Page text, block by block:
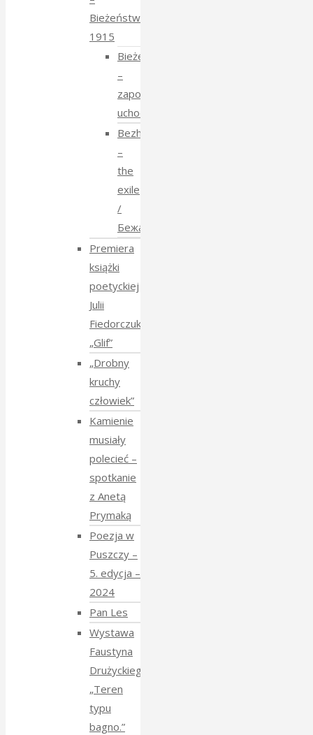
Bieżeństwo
1915
Bieżeństwo
–
zapomniane
uchodźstwo
Bezhenstvo
–
the
exile
/
Бежанства
Premiera
książki
poetyckiej
Julii
Fiedorczuk
„Glif”
„Drobny
kruchy
człowiek”
Kamienie
musiały
polecieć –
spotkanie
z Anetą
Prymaką
Poezja w
Puszczy –
5. edycja –
2024
Pan Les
Wystawa
Faustyna
Drużyckiego
„Teren
typu
bagno.”